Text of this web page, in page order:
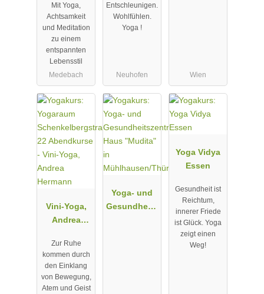
g
Mit Yoga,
Achtsamkeit
und Meditation
zu einem
entspannten
Lebensstil
Medebach
pie u.
Yogalehrerin
Entschleunigen.
Wohlfühlen.
Yoga !
Neuhofen Wien
Vini-Yoga,
Andrea
Zur Ruhe
kommen durch
den Einklang
von Bewegung,
Atem und Geist
Yoga- und
Gesundheits
Yoga Vidya
Essen
Gesundheit ist
Reichtum,
innerer Friede
ist Glück. Yoga
zeigt einen
Weg!